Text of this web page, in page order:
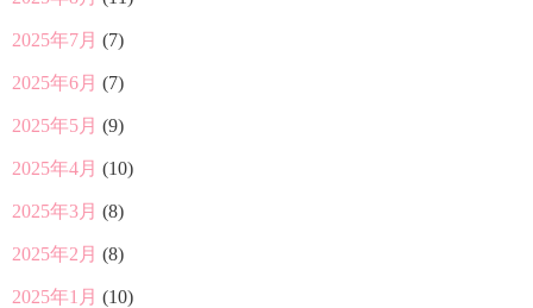
2025年7月 (7)
2025年6月 (7)
2025年5月 (9)
2025年4月 (10)
2025年3月 (8)
2025年2月 (8)
2025年1月 (10)